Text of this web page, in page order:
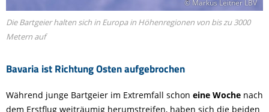
Bavaria ist Richtung Osten aufgebrochen
© Markus Leitner LBV
Die Bartgeier halten sich in Europa in Höhenregionen von bis zu 3000
Metern auf
Während junge Bartgeier im Extremfall schon eine Woche nach
dem Erstflug weiträumig herumstreifen, haben sich die beiden